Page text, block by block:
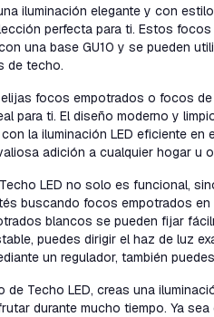
iluminación elegante y con
perfecta para ti. Estos
una base GU10 y se pueden
de techo.
elijas focos empotrados o focos
para ti. El diseño moderno y
la iluminación LED eficiente
adición a cualquier hogar u
LED no solo es funcional,
buscando focos empotrados
blancos se pueden fijar
puedes dirigir el haz de luz
un regulador, también
de Techo LED, creas una
durante mucho tiempo. Ya